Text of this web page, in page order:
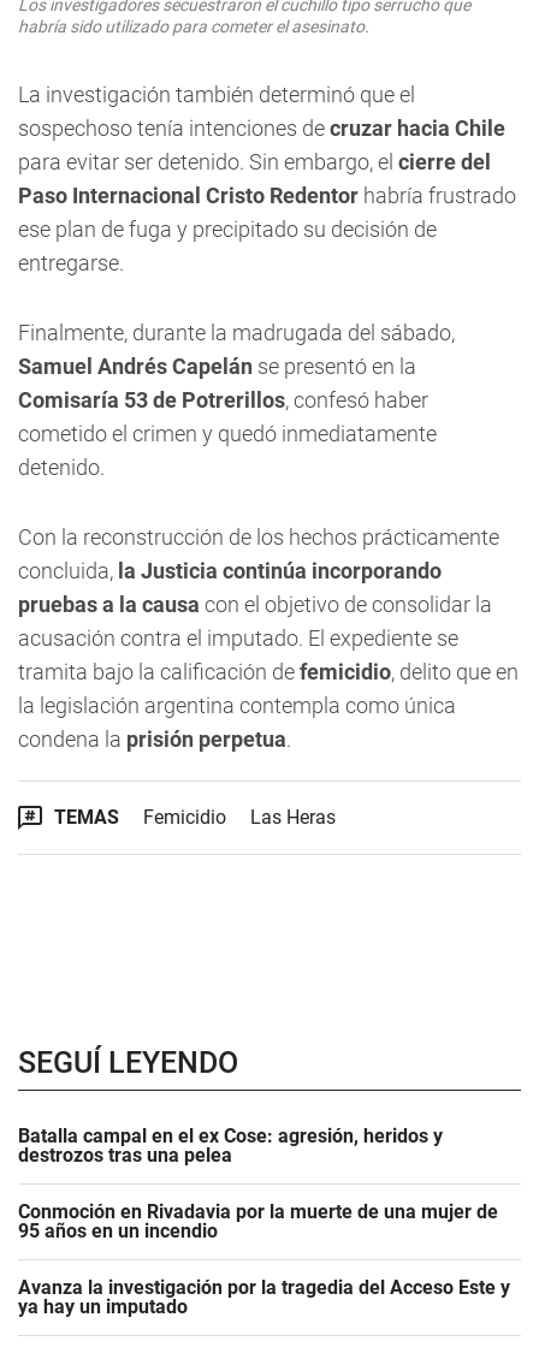
Los investigadores secuestraron el cuchillo tipo serrucho que
habría sido utilizado para cometer el asesinato.
La investigación también determinó que el
sospechoso tenía intenciones decruzar hacia Chile
para evitar ser detenido. Sin embargo, el cierre del
Paso Internacional Cristo Redentor habría frustrado
ese plan de fuga y precipitado su decisión de
entregarse.
Finalmente, durante la madrugada del sábado,
Samuel Andrés Capelán se presentó en la
Comisaría 53 de Potrerillos, confesó haber
cometido el crimen y quedó inmediatamente
detenido.
Con la reconstrucción de los hechos prácticamente
concluida, la Justicia continúa incorporando
pruebas a la causa con el objetivo de consolidar la
acusación contra el imputado. El expediente se
tramita bajo la calificación defemicidio, delito que en
la legislación argentina contempla como única
condena la prisión perpetua.
TEMAS Femicidio Las Heras
SEGUÍ LEYENDO
Batalla campal en el ex Cose: agresión, heridos y
destrozos tras una pelea
Conmoción en Rivadavia por la muerte de una mujer de
95 años en un incendio
Avanza la investigación por la tragedia del Acceso Este y
ya hay un imputado